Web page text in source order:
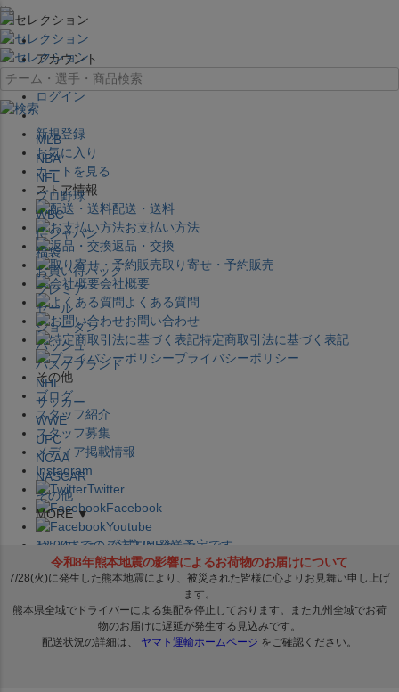
×
アカウント
ログイン
新規登録
お気に入り
カートを見る
ストア情報
配送・送料
お支払い方法
返品・交換
取り寄せ・予約販売
会社概要
よくある質問
お問い合わせ
特定商取引法に基づく表記
プライバシーポリシー
その他
ブログ
スタッフ紹介
スタッフ募集
メディア掲載情報
Instagram
Twitter
Facebook
Youtube
セレクション公式LINE@
MLB
NBA
NFL
プロ野球
WBC
侍ジャパン
福袋
お買い得パック
プレミア
セール
ジョーダン
バッシュ
バスケブランド
NHL
サッカー
WWE
UFC
NCAA
NASCAR
その他
MORE ▼
12:00までのご注文は発送予定です。
在庫品は 1-3営業日内で発送!! ※お取寄せ商品は対象外